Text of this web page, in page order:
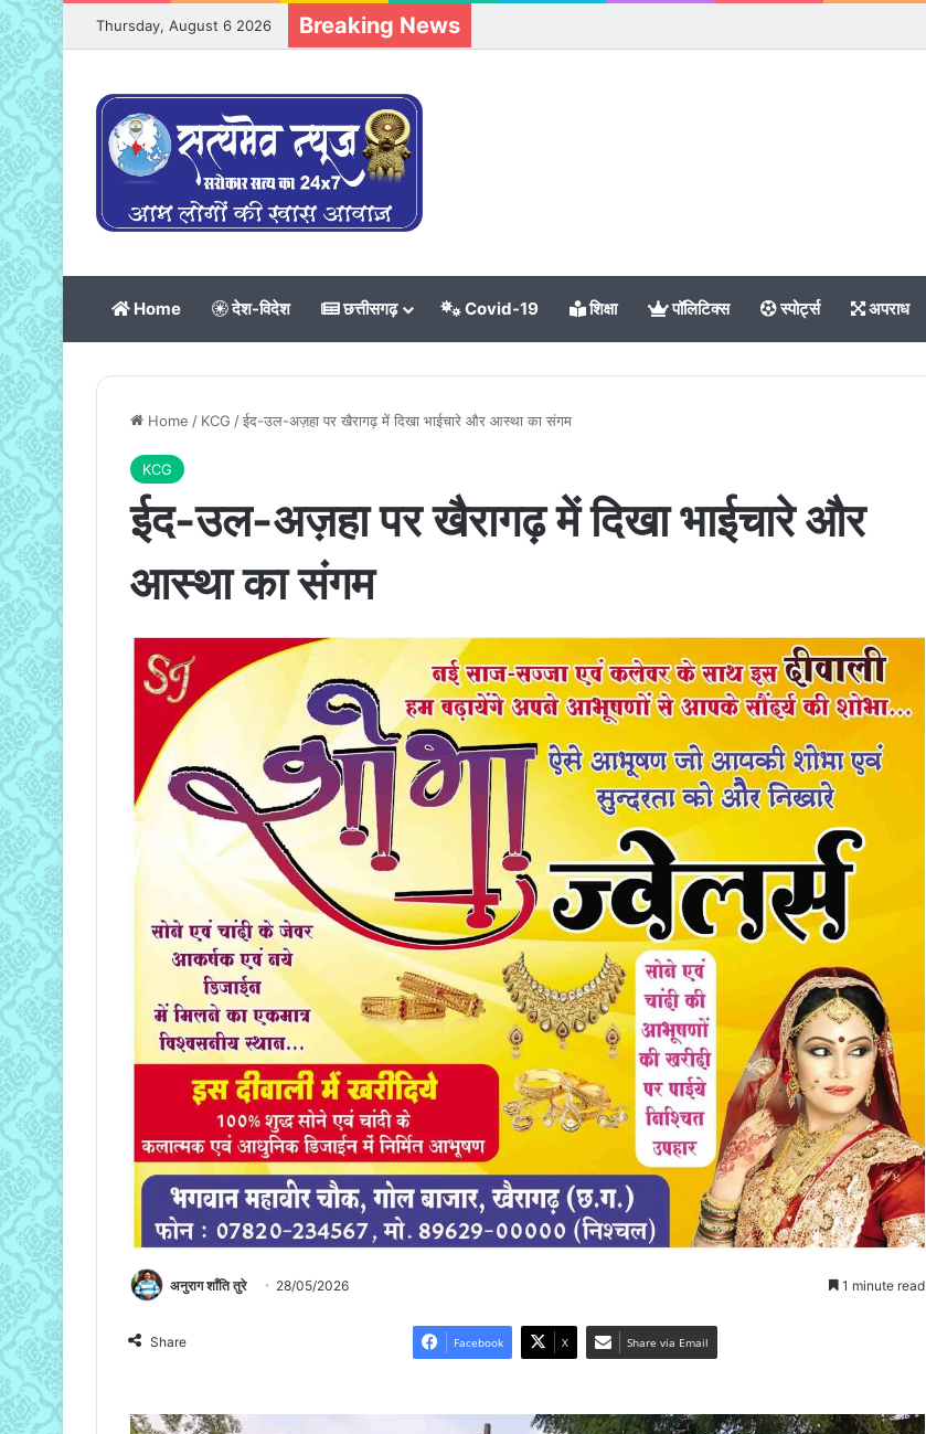
Thursday, August 6 2026 Breaking News
Home देश-विदेश छत्तीसगढ़ Covid-19 शिक्षा पॉलिटिक्स स्पोर्ट्स अपराध
Home / KCG /ईद-उल-अज़हा पर खैरागढ़ में दिखा भाईचारे और आस्था का संगम
KCG
ईद-उल-अज़हा पर खैरागढ़ में दिखा भाईचारे और
आस्था का संगम
अनुराग शाँति तुरे 28/05/2026 1 minute read
Share Facebook X Share via Email